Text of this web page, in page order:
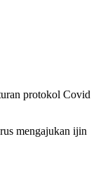
protokol Covid
mengajukan ijin